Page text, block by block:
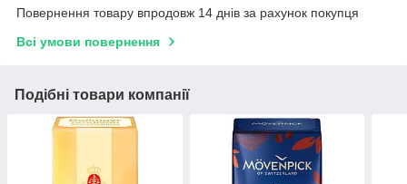
Повернення товару впродовж 14 днів за рахунок покупця
Всі умови повернення
Подібні товари компанії